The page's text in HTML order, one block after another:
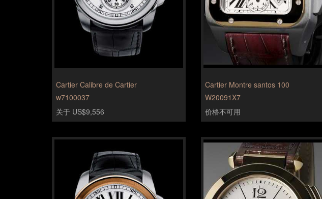
Cartier Calibre de Cartier
w7100037
关于 US$9,556
Cartier Montre santos 100
W20091X7
价格不可用